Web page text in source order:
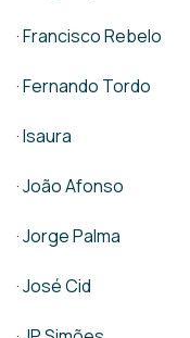
·Francisco Rebelo
·Fernando Tordo
·Isaura
·João Afonso
·Jorge Palma
·José Cid